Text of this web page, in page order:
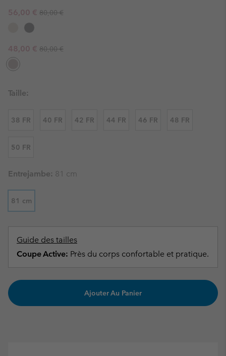
Sale price:
56,00 € Regular price:
80,00 €
Sale price:
48,00 € Regular price:
80,00 €
Taille:
38 FR 40 FR 42 FR 44 FR 46 FR 48 FR
50 FR
Entrejambe: 81 cm
81 cm
Guide des tailles
Coupe Active: Près du corps confortable et pratique.
Ajouter Au Panier